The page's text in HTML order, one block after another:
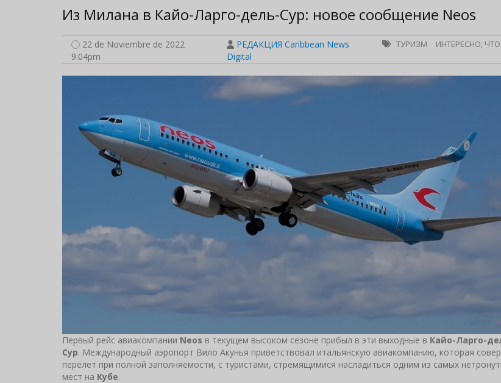
Из Милана в Кайо-Ларго-дель-Сур: новое сообщение Neos
22 de Noviembre de 2022
9:04pm
РЕДАКЦИЯ Caribbean News
Digital
ТУРИЗМ ИНТЕРЕСНО,
Первый рейс авиакомпании Neos в текущем высоком сезоне прибыл в эти выходные в Кайо-Ларго-
Сур. Международный аэропорт Вило Акунья приветствовал итальянскую авиакомпанию, которая
перелет при полной заполняемости, с туристами, стремящимися насладиться одним из самых
мест на Кубе.